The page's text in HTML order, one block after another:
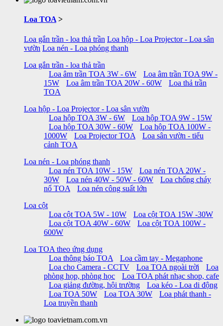
Loa TOA >
Loa gắn trần - loa thả trần Loa hộp - Loa Projector - Loa sân
vườn Loa nén - Loa phóng thanh
Loa gắn trần - loa thả trần
Loa âm trần TOA 3W - 6W
Loa âm trần TOA 9W -
15W
Loa âm trần TOA 20W - 60W
Loa thả trần
TOA
Loa hộp - Loa Projector - Loa sân vườn
Loa hộp TOA 3W - 6W
Loa hộp TOA 9W - 15W
Loa hộp TOA 30W - 60W
Loa hộp TOA 100W -
1000W
Loa Projector TOA
Loa sân vườn - tiểu
cảnh TOA
Loa nén - Loa phóng thanh
Loa nén TOA 10W - 15W
Loa nén TOA 20W -
30W
Loa nén 40W - 50W - 60W
Loa chống cháy
nổ TOA
Loa nén công suất lớn
Loa cột
Loa cột TOA 5W - 10W
Loa cột TOA 15W -30W
Loa cột TOA 40W - 60W
Loa cột TOA 100W -
600W
Loa TOA theo ứng dụng
Loa thông báo TOA
Loa cầm tay - Megaphone
Loa cho Camera - CCTV
Loa TOA ngoài trời
Loa
phòng họp, phòng học
Loa TOA phát nhạc shop, cafe
Loa giảng đường, hội trường
Loa kéo - Loa di động
Loa TOA 50W
Loa TOA 30W
Loa phát thanh -
Loa truyền thanh